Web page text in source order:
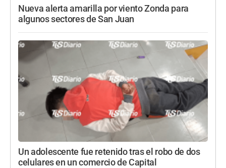
Nueva alerta amarilla por viento Zonda para
algunos sectores de San Juan
Un adolescente fue retenido tras el robo de dos
celulares en un comercio de Capital